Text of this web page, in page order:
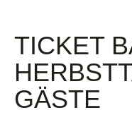
TICKET
GÄSTE